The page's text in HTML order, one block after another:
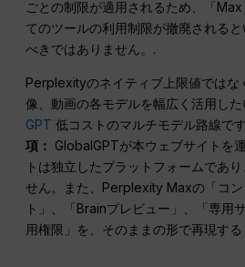
ごとの制限が適用されるため、「
てのツールの利用制限が撤廃される
べきではありません。.
Perplexityのネイティブ上限値ではな
像、動画の各モデルを幅広く活用し
GPT 低コストのマルチモデル路線で
項： GlobalGPTが本ウェブサイトを
トは独立したプラットフォームであ
せん。また、Perplexity Maxの「コン
ト」、「Brainプレビュー」、「専用
用権限」を、そのままの形で再現す